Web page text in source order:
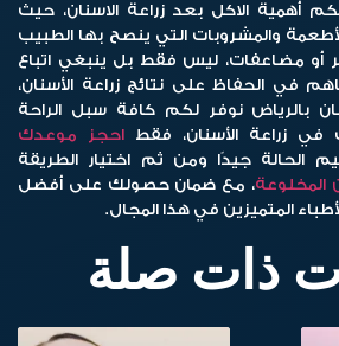
أهمية الاكل بعد زراعة الاسنان، حيث
والمشروبات التي ينصح بها الطبيب
أو مضاعفات، ليس فقط بل ينبغي اتباع
في الحفاظ على نتائج زراعة الأسنان،
بالرياض نوفر لكم كافة سبل الراحة
في زراعة الأسنان، فقط احجز موعدك
جيدًا ومن ثم اختيار الطريقة
المخلوعة، مع ضمان حصولك على أفضل
المتميزين في هذا المجال.
ذات صلة